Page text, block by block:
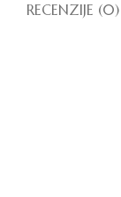
RECENZIJE (0)